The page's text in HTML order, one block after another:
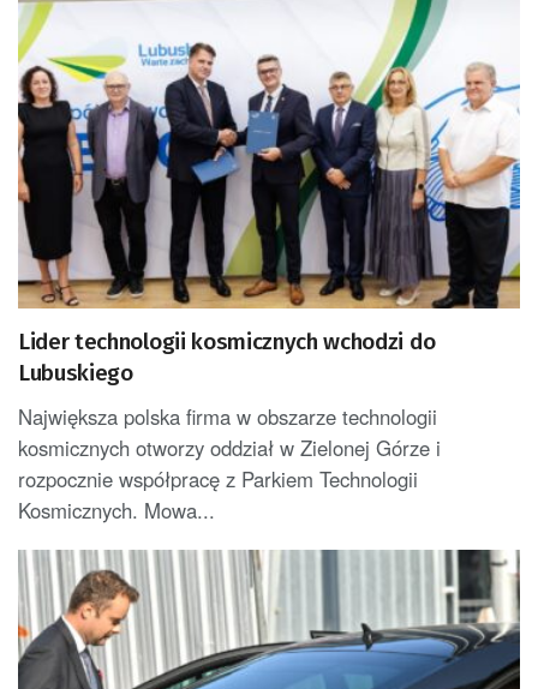
Lider technologii kosmicznych wchodzi do
Lubuskiego
Największa polska firma w obszarze technologii
kosmicznych otworzy oddział w Zielonej Górze i
rozpocznie współpracę z Parkiem Technologii
Kosmicznych. Mowa...